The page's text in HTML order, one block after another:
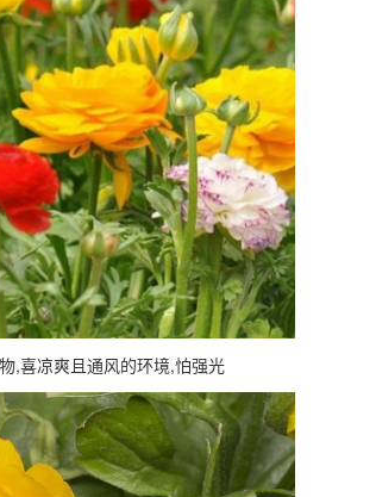
,喜凉爽且通风的环境,怕强光